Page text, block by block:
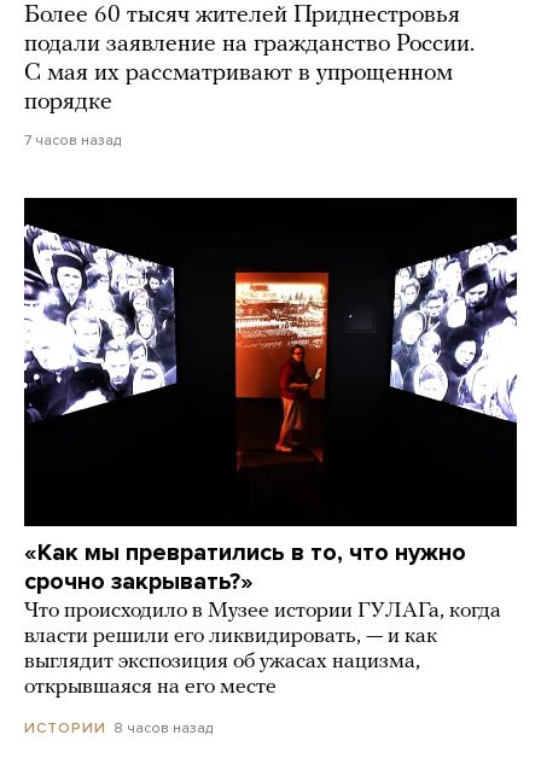
Более 60 тысяч жителей Приднестровья
подали заявление на гражданство России.
С мая их рассматривают в упрощенном
порядке
7 часов назад
«Как мы превратились в то, что нужно
срочно закрывать?»
Что происходило в Музее истории ГУЛАГа, когда
власти решили его ликвидировать, — и как
выглядит экспозиция об ужасах нацизма,
открывшаяся на его месте
ИСТОРИИ 8 часов назад